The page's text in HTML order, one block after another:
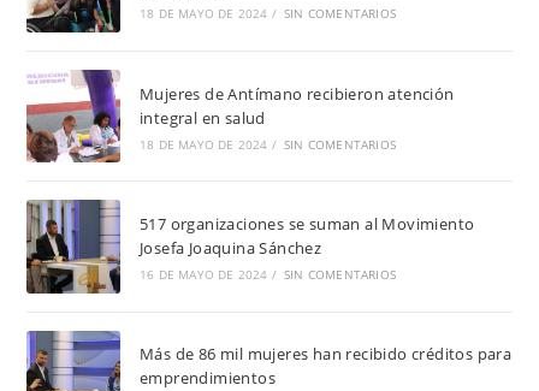
18 DE MAYO DE 2024 / SIN COMENTARIOS
Mujeres de Antímano recibieron atención
integral en salud
18 DE MAYO DE 2024 / SIN COMENTARIOS
517 organizaciones se suman al Movimiento
Josefa Joaquina Sánchez
16 DE MAYO DE 2024 / SIN COMENTARIOS
Más de 86 mil mujeres han recibido créditos para
emprendimientos